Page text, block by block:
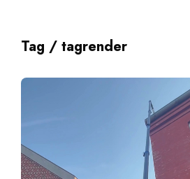
Tag / tagrender